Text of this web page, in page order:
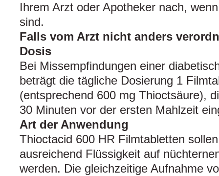
Ihrem Arzt oder Apotheker nach,
sind.
Falls vom Arzt nicht anders
Dosis
Bei Missempfindungen einer
beträgt die tägliche Dosierung 1
(entsprechend 600 mg Thioctsäure),
30 Minuten vor der ersten Mahlzeit
Art der Anwendung
Thioctacid 600 HR Filmtabletten
ausreichend Flüssigkeit auf
werden. Die gleichzeitige Aufnahme